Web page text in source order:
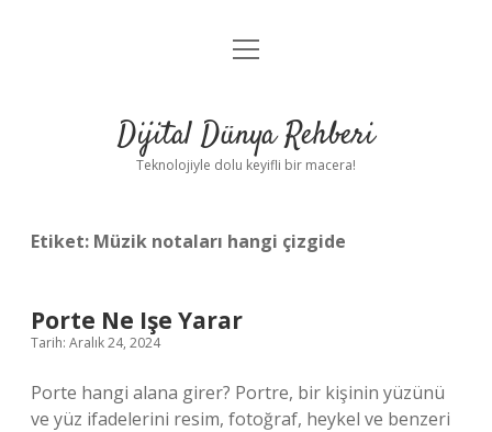
Anasayfa
Yasal Uyarı
menüyü
Dijital Dünya Rehberi
Teknolojiyle dolu keyifli bir macera!
Etiket: Müzik notaları hangi çizgide
Porte Ne Işe Yarar
Tarih: Aralık 24, 2024
Porte hangi alana girer? Portre, bir kişinin yüzünü
ve yüz ifadelerini resim, fotoğraf, heykel ve benzeri